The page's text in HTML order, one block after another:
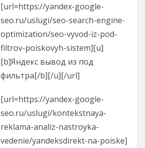
[url=https://yandex-google-
seo.ru/uslugi/seo-search-engine-
optimization/seo-vyvod-iz-pod-
filtrov-poiskovyh-sistem][u]
[b]Яндекс вывод из под
фильтра[/b][/u][/url]
[url=https://yandex-google-
seo.ru/uslugi/kontekstnaya-
reklama-analiz-nastroyka-
vedenie/yandeksdirekt-na-poiske]